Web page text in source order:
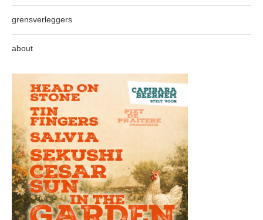
grensverleggers
about